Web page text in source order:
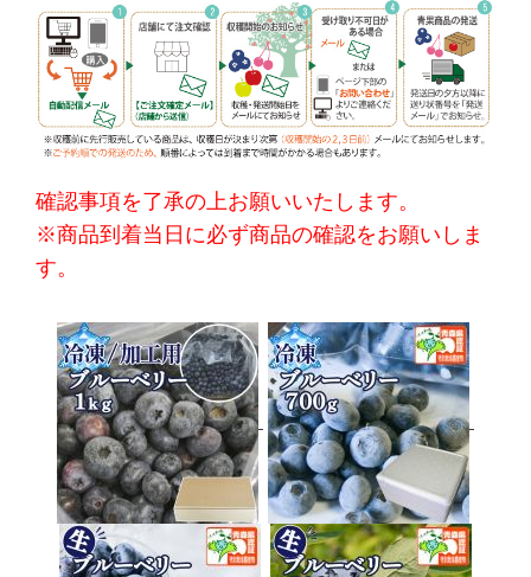
確認事項を了承の上お願いいたします。
※商品到着当日に必ず商品の確認をお願いしま
す。